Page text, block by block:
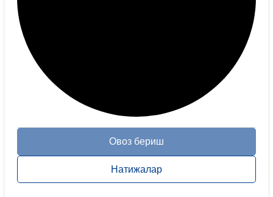
Овоз бериш
Натижалар